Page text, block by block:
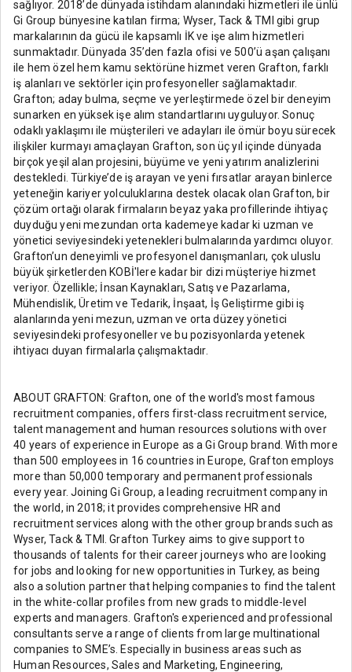
sağlıyor. 2018’de dünyada istihdam alanındaki hizmetleri ile ünlü
Gi Group bünyesine katılan firma; Wyser, Tack & TMI gibi grup
markalarının da gücü ile kapsamlı İK ve işe alım hizmetleri
sunmaktadır. Dünyada 35’den fazla ofisi ve 500’ü aşan çalışanı
ile hem özel hem kamu sektörüne hizmet veren Grafton, farklı
iş alanları ve sektörler için profesyoneller sağlamaktadır.
Grafton; aday bulma, seçme ve yerleştirmede özel bir deneyim
sunarken en yüksek işe alım standartlarını uyguluyor. Sonuç
odaklı yaklaşımı ile müşterileri ve adayları ile ömür boyu sürecek
ilişkiler kurmayı amaçlayan Grafton, son üç yıl içinde dünyada
birçok yeşil alan projesini, büyüme ve yeni yatırım analizlerini
destekledi. Türkiye’de iş arayan ve yeni fırsatlar arayan binlerce
yeteneğin kariyer yolculuklarına destek olacak olan Grafton, bir
çözüm ortağı olarak firmaların beyaz yaka profillerinde ihtiyaç
duyduğu yeni mezundan orta kademeye kadar ki uzman ve
yönetici seviyesindeki yetenekleri bulmalarında yardımcı oluyor.
Grafton’un deneyimli ve profesyonel danışmanları, çok uluslu
büyük şirketlerden KOBİ'lere kadar bir dizi müşteriye hizmet
veriyor. Özellikle; İnsan Kaynakları, Satış ve Pazarlama,
Mühendislik, Üretim ve Tedarik, İnşaat, İş Geliştirme gibi iş
alanlarında yeni mezun, uzman ve orta düzey yönetici
seviyesindeki profesyoneller ve bu pozisyonlarda yetenek
ihtiyacı duyan firmalarla çalışmaktadır.
ABOUT GRAFTON: Grafton, one of the world's most famous
recruitment companies, offers first-class recruitment service,
talent management and human resources solutions with over
40 years of experience in Europe as a Gi Group brand. With more
than 500 employees in 16 countries in Europe, Grafton employs
more than 50,000 temporary and permanent professionals
every year. Joining Gi Group, a leading recruitment company in
the world, in 2018; it provides comprehensive HR and
recruitment services along with the other group brands such as
Wyser, Tack & TMI. Grafton Turkey aims to give support to
thousands of talents for their career journeys who are looking
for jobs and looking for new opportunities in Turkey, as being
also a solution partner that helping companies to find the talent
in the white-collar profiles from new grads to middle-level
experts and managers. Grafton's experienced and professional
consultants serve a range of clients from large multinational
companies to SME’s. Especially in business areas such as
Human Resources, Sales and Marketing, Engineering,